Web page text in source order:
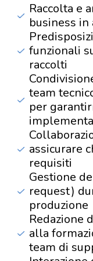
Raccolta e
business in
funzionali
raccolti
team
per
assicurare
requisiti
Gestione
request)
produzione
Redazione
alla
team di